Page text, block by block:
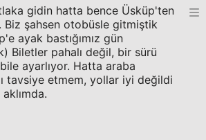
gidin hatta bence Üsküp'ten
Biz şahsen otobüsle gitmiştik
ayak bastığımız gün
Biletler pahalı değil, bir sürü
ayarlıyor. Hatta araba
tavsiye etmem, yollar iyi değildi